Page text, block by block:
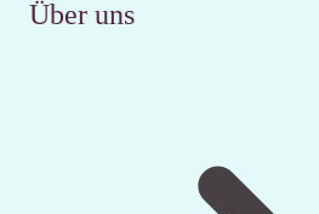
Über uns